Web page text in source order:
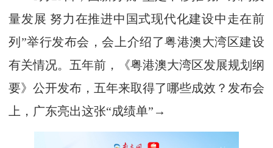
量发展 努力在推进中国式现代化建设中走在前
列”举行发布会，会上介绍了粤港澳大湾区建设
有关情况。五年前，《粤港澳大湾区发展规划纲
要》公开发布，五年来取得了哪些成效？发布会
上，广东亮出这张“成绩单”→